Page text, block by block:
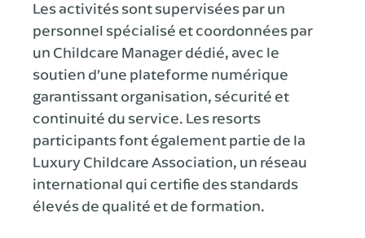
Les activités sont supervisées par un
personnel spécialisé et coordonnées par
un Childcare Manager dédié, avec le
soutien d’une plateforme numérique
garantissant organisation, sécurité et
continuité du service. Les resorts
participants font également partie de la
Luxury Childcare Association, un réseau
international qui certifie des standards
élevés de qualité et de formation.